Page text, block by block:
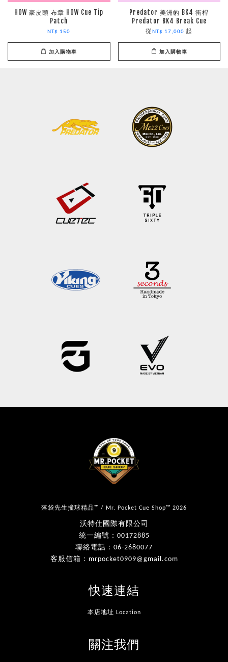
HOW 豪皮頭 布章 HOW Cue Tip
Patch
NT$ 150
加入購物車
Predator 美洲豹 BK4 衝桿
Predator BK4 Break Cue
從NT$ 17,000 起
加入購物車
落袋先生撞球精品™ / Mr. Pocket Cue Shop™ 2026
沃特仕國際有限公司
統一編號：00172885
聯絡電話：06-2680077
客服信箱：mrpocket0909@gmail.com
快速連結
本店地址 Location
關注我們